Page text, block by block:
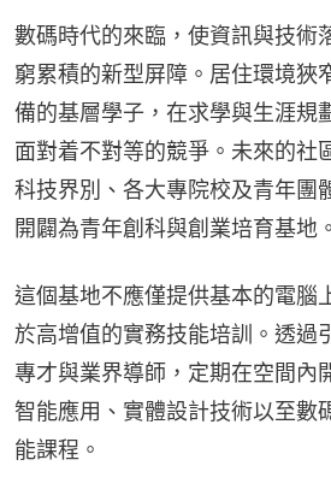
數碼時代的來臨，使資訊與技術
窮累積的新型屏障。居住環境狹
備的基層學子，在求學與生涯規
面對着不對等的競爭。未來的社
科技界別、各大專院校及青年團
開闢為青年創科與創業培育基地。
這個基地不應僅提供基本的電腦
於高增值的實務技能培訓。透過
專才與業界導師，定期在空間內
智能應用、實體設計技術以至數
能課程。